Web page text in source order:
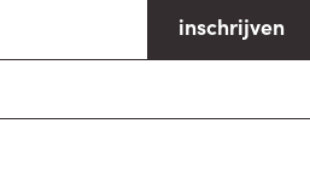
inschrijven